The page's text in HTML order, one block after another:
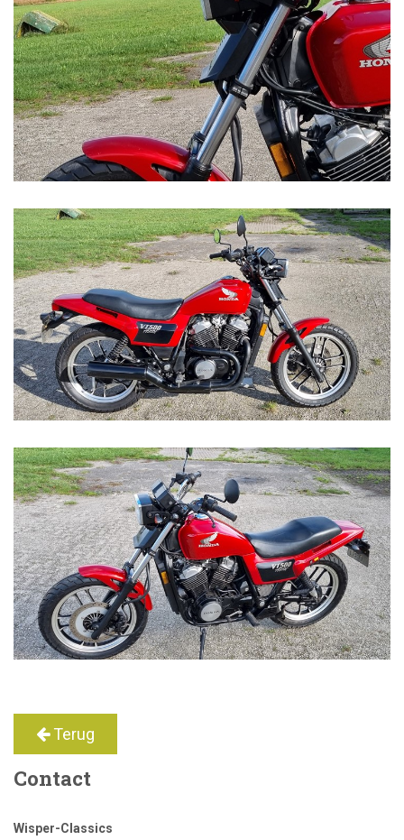
Terug
Contact
Wisper-Classics